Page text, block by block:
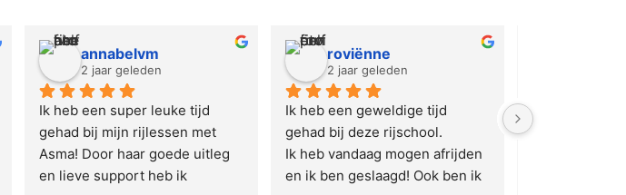
annabelvm
2 jaar geleden
Ik heb een super leuke tijd
gehad bij mijn rijlessen met
Asma! Door haar goede uitleg
en lieve support heb ik
roviënne
2 jaar geleden
Ik heb een geweldige tijd
gehad bij deze rijschool.
Ik heb vandaag mogen afrijden
en ik ben geslaagd! Ook ben ik
Perfecte